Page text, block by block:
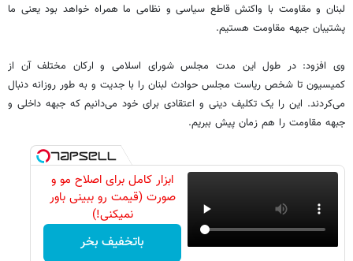
لبنان و مقاومت با واکنش قاطع سیاسی و نظامی ما همراه خواهد بود یعنی ما
پشتیبان جبهه مقاومت هستیم.
وی افزود: در طول این مدت مجلس شورای اسلامی و ارکان مختلف آن از
کمیسیون تا شخص ریاست مجلس حوادث لبنان را با جدیت و به طور روزانه دنبال
می‌کردند. این را یک تکلیف دینی و اعتقادی برای خود می‌دانیم که جبهه داخلی و
جبهه مقاومت را هم زمان پیش ببریم.
ابزار کامل برای اصلاح مو و
صورت (قیمت رو ببینی باور
نمیکنی!)
باتخفیف بخر